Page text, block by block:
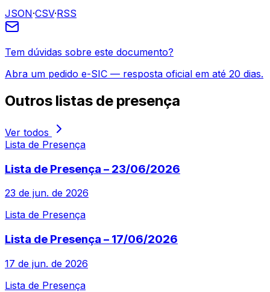
JSON·CSV·RSS
Tem dúvidas sobre este documento?
Abra um pedido e-SIC — resposta oficial em até 20 dias.
Outros listas de presença
Ver todos
Lista de Presença
Lista de Presença – 23/06/2026
23 de jun. de 2026
Lista de Presença
Lista de Presença – 17/06/2026
17 de jun. de 2026
Lista de Presença